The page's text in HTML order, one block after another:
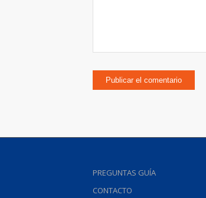
PREGUNTAS GUÍA
CONTACTO